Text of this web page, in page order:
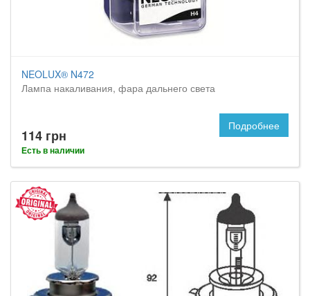
NEOLUX® N472
Лампа накаливания, фара дальнего света
114 грн
Есть в наличии
Подробнее